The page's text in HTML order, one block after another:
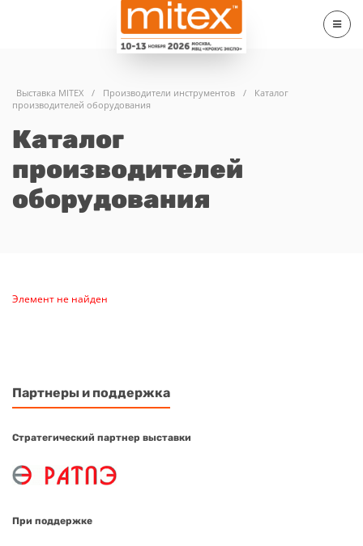
Выставка MITEX / Производители инструментов /
Каталог
производителей оборудования
Каталог
производителей
оборудования
Элемент не найден
Партнеры и поддержка
Стратегический партнер выставки
При поддержке